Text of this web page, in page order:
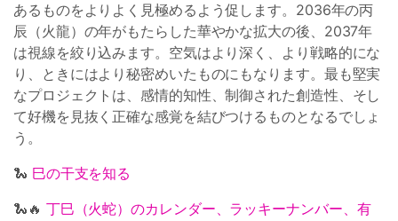
あるものをよりよく見極めるよう促します。2036年の丙
辰（火龍）の年がもたらした華やかな拡大の後、2037年
は視線を絞り込みます。空気はより深く、より戦略的にな
り、ときにはより秘密めいたものにもなります。最も堅実
なプロジェクトは、感情的知性、制御された創造性、そし
て好機を見抜く正確な感覚を結びつけるものとなるでしょ
う。
🐍 巳の干支を知る
🐍🔥 丁巳（火蛇）のカレンダー、ラッキーナンバー、有